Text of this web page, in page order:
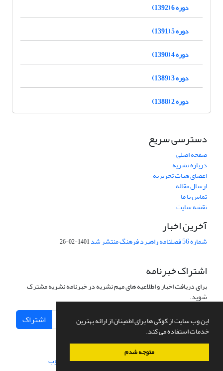
این وب سایت از کوکی ها برای اطمینان از ارائه بهترین
خدمات استفاده می کند.
متوجه شدم
دوره 6 (1392)
دوره 5 (1391)
دوره 4 (1390)
دوره 3 (1389)
دوره 2 (1388)
دسترسی سریع
صفحه اصلی
درباره نشریه
اعضای هیات تحریریه
ارسال مقاله
تماس با ما
نقشه سایت
آخرین اخبار
شماره 56 فصلنامه راهبرد فرهنگ منتشر شد 1401-02-26
اشتراک خبرنامه
برای دریافت اخبار و اطلاعیه های مهم نشریه در خبرنامه نشریه مشترک
شوید.
اشتراک
سامانه مدیریت نشریات علمی.طراحی و پیاده سازی از سیناوب